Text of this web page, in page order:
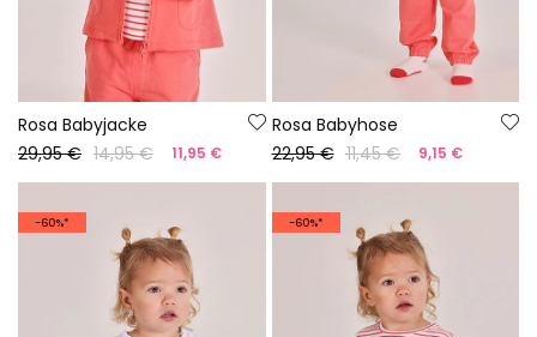
Rosa Babyjacke
29,95 € 14,95 € 11,95 €
Rosa Babyhose
22,95 € 11,45 € 9,15 €
-60%* -60%*